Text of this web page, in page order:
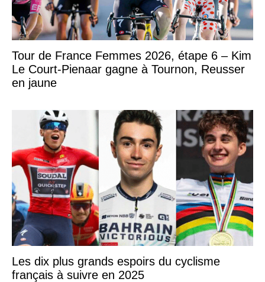
Tour de France Femmes 2026, étape 6 – Kim
Le Court-Pienaar gagne à Tournon, Reusser
en jaune
Les dix plus grands espoirs du cyclisme
français à suivre en 2025